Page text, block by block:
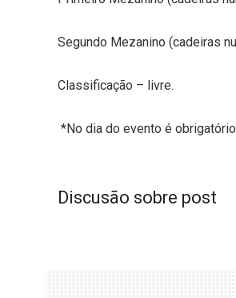
Segundo Mezanino (cadeiras
Classificação – livre.
*No dia do evento é
Discusão sobre post